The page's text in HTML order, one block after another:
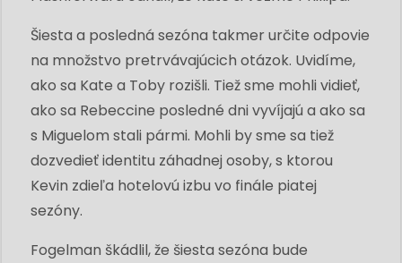
Šiesta a posledná sezóna takmer určite odpovie
na množstvo pretrvávajúcich otázok. Uvidíme,
ako sa Kate a Toby rozišli. Tiež sme mohli vidieť,
ako sa Rebeccine posledné dni vyvíjajú a ako sa
s Miguelom stali pármi. Mohli by sme sa tiež
dozvedieť identitu záhadnej osoby, s ktorou
Kevin zdieľa hotelovú izbu vo finále piatej
sezóny.
Fogelman škádlil, že šiesta sezóna bude